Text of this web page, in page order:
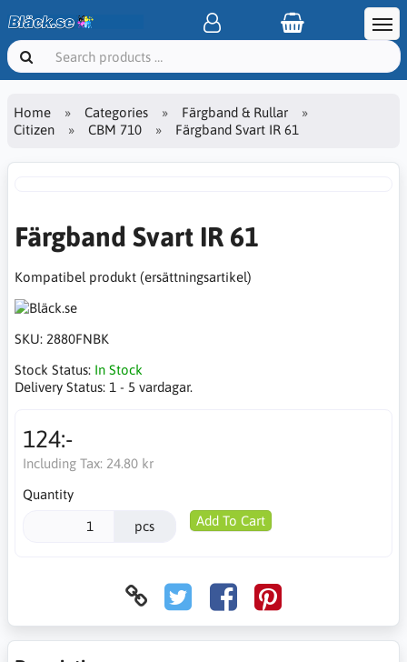
Home Categories
Färgband & Rullar
Citizen
CBM 710 Färgband Svart IR 61
Färgband Svart IR 61
Kompatibel produkt (ersättningsartikel)
SKU: 2880FNBK
Stock Status: In Stock
Delivery Status: 1 - 5 vardagar.
124:-
Including Tax: 24.80 kr
Quantity
pcs Add To Cart